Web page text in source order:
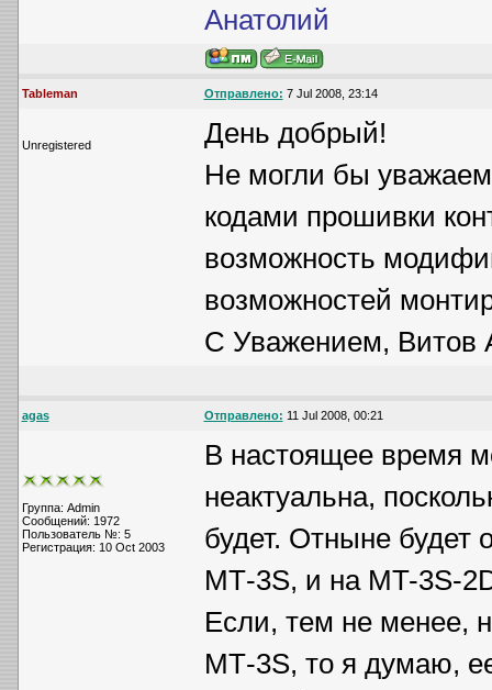
Анатолий
Tableman Отправлено: 7 Jul 2008, 23:14
Unregistered
День добрый!
Не могли бы
кодами прошивки
возможность
возможностей
С Уважением, Витов
agas Отправлено: 11 Jul 2008, 00:21
Группа: Admin
Сообщений: 1972
Пользователь №: 5
Регистрация: 10 Oct 2003
В настоящее время
неактуальна,
будет. Отныне
МТ-3S, и на MT-3S-
Если, тем не менее,
МТ-3S, то я думаю,